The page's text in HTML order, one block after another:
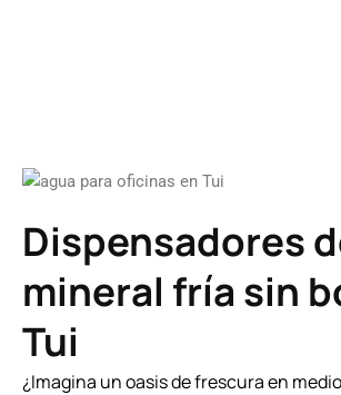
Dispensadores
mineral fría sin
Tui
¿Imagina un oasis de frescura en